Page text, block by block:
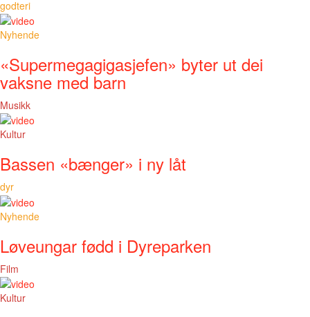
godteri
Nyhende
«Supermegagigasjefen» byter ut dei
vaksne med barn
Musikk
Kultur
Bassen «bænger» i ny låt
dyr
Nyhende
Løveungar fødd i Dyreparken
Film
Kultur